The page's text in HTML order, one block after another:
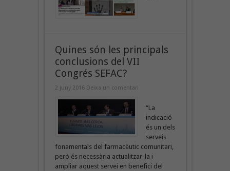
Quines són les principals
conclusions del VII
Congrés SEFAC?
2 juny 2016 Deixa un comentari
“La
indicació
és un dels
serveis
fonamentals del farmacèutic comunitari,
però és necessària actualitzar-la i
ampliar aquest servei en benefici del